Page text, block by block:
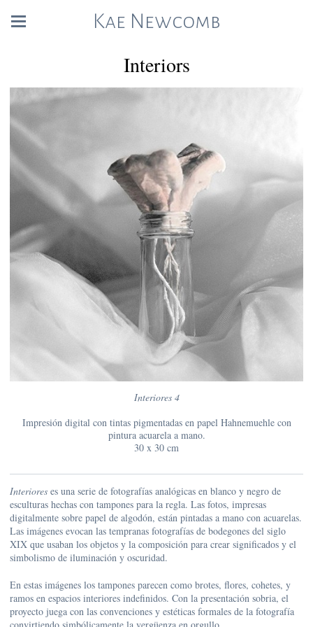
Kae Newcomb
Interiors
Interiores 4
Impresión digital con tintas pigmentadas en papel Hahnemuehle con
pintura acuarela a mano.
30 x 30 cm
Interiores es una serie de fotografías analógicas en blanco y negro de
esculturas hechas con tampones para la regla. Las fotos, impresas
digitalmente sobre papel de algodón, están pintadas a mano con acuarelas.
Las imágenes evocan las tempranas fotografías de bodegones del siglo
XIX que usaban los objetos y la composición para crear significados y el
simbolismo de iluminación y oscuridad.
En estas imágenes los tampones parecen como brotes, flores, cohetes, y
ramos en espacios interiores indefinidos. Con la presentación sobria, el
proyecto juega con las convenciones y estéticas formales de la fotografía
convirtiendo simbólicamente la vergüenza en orgullo.